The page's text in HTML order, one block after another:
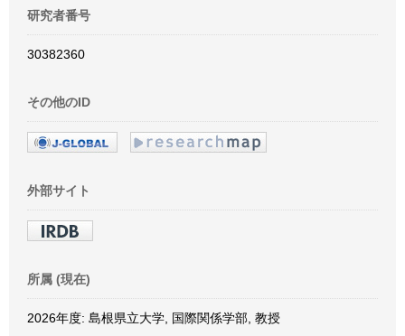
研究者番号
30382360
その他のID
外部サイト
所属 (現在)
2026年度: 島根県立大学, 国際関係学部, 教授